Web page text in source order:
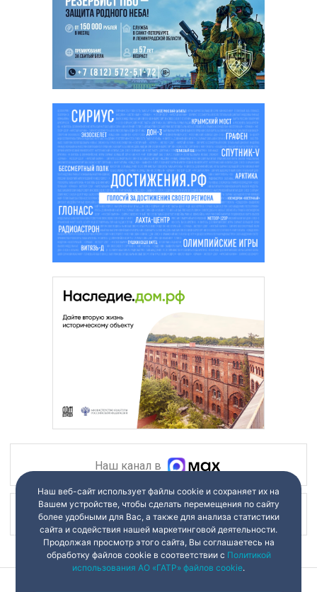
Наш канал в
Наш канал в
Наш веб-сайт использует файлы cookie и сохраняет их на
Вашем устройстве, чтобы сделать перемещения по сайту
более удобными для Вас, а также для анализа статистики
сайта и содействия нашей маркетинговой деятельности.
Продолжая просмотр этого сайта, Вы соглашаетесь на
обработку файлов cookie в соответствии с Политикой
использования АО «ГАТР» файлов cookie.